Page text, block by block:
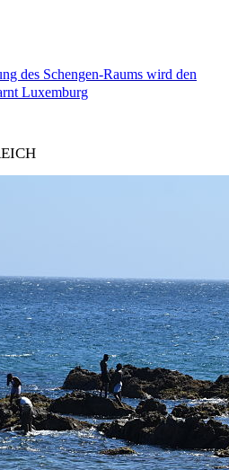
des Schengen-Raums wird den
Luxemburg